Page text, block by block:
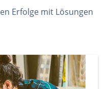
Erfolge mit Lösungen